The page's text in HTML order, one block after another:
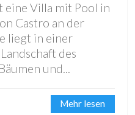
eine Villa mit Pool in
Castro an der
liegt in einer
des
und...
Mehr lesen